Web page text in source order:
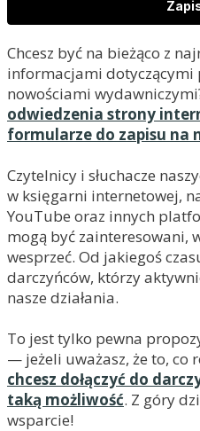
Chcesz być na bieżąco z
informacjami
nowościami
odwiedzenia strony
formularze do zapisu na
Czytelnicy i słuchacze
w księgarni internetowej,
YouTube oraz innych
mogą być zainteresowani,
wesprzeć. Od jakiegoś
darczyńców, którzy
nasze działania.
To jest tylko pewna
— jeżeli uważasz, że to, co
chcesz dołączyć do
taką możliwość. Z góry
wsparcie!